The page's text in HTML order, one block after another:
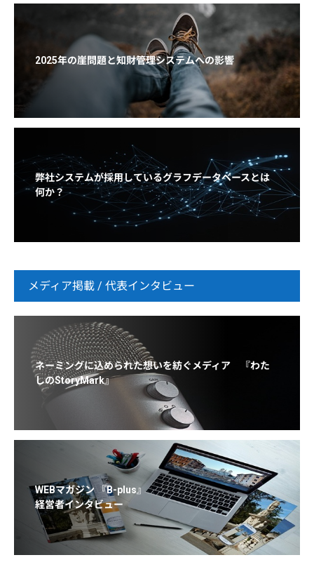
2025年の崖問題と知財管理システムへの影響
弊社システムが採用しているグラフデータベースとは
何か？
メディア掲載 / 代表インタビュー
ネーミングに込められた想いを紡ぐメディア 『わた
しのStoryMark』
WEBマガジン 『B-plus』
経営者インタビュー